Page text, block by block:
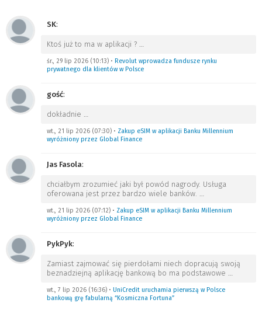
SK:
Ktoś już to ma w aplikacji ? …
śr., 29 lip 2026 (10:13) • Revolut wprowadza fundusze rynku
prywatnego dla klientów w Polsce
gość:
dokładnie …
wt., 21 lip 2026 (07:30) • Zakup eSIM w aplikacji Banku Millennium
wyróżniony przez Global Finance
Jas Fasola:
chciałbym zrozumieć jaki był powód nagrody. Usługa
oferowana jest przez bardzo wiele banków. …
wt., 21 lip 2026 (07:12) • Zakup eSIM w aplikacji Banku Millennium
wyróżniony przez Global Finance
PykPyk:
Zamiast zajmować się pierdołami niech dopracują swoją
beznadziejną aplikację bankową bo ma podstawowe …
wt., 7 lip 2026 (16:36) • UniCredit uruchamia pierwszą w Polsce
bankową grę fabularną “Kosmiczna Fortuna”